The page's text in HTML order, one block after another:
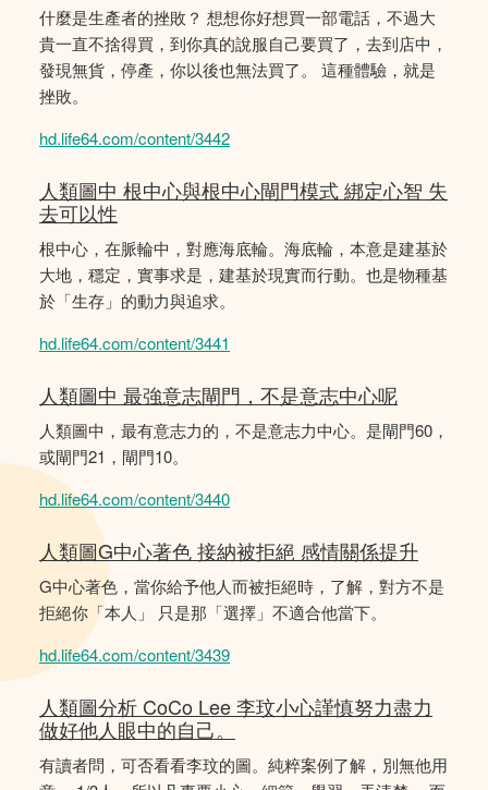
什麼是生產者的挫敗？ 想想你好想買一部電話，不過大
貴一直不捨得買，到你真的說服自己要買了，去到店中，
發現無貨，停產，你以後也無法買了。 這種體驗，就是
挫敗。
hd.life64.com/content/3442
人類圖中 根中心與根中心閘門模式 綁定心智 失
去可以性
根中心，在脈輪中，對應海底輪。海底輪，本意是建基於
大地，穩定，實事求是，建基於現實而行動。也是物種基
於「生存」的動力與追求。
hd.life64.com/content/3441
人類圖中 最強意志閘門，不是意志中心呢
人類圖中，最有意志力的，不是意志力中心。是閘門60，
或閘門21，閘門10。
hd.life64.com/content/3440
人類圖G中心著色 接納被拒絕 感情關係提升
G中心著色，當你給予他人而被拒絕時，了解，對方不是
拒絕你「本人」 只是那「選擇」不適合他當下。
hd.life64.com/content/3439
人類圖分析 CoCo Lee 李玟小心謹慎努力盡力
做好他人眼中的自己。
有讀者問，可否看看李玟的圖。純粹案例了解，別無他用